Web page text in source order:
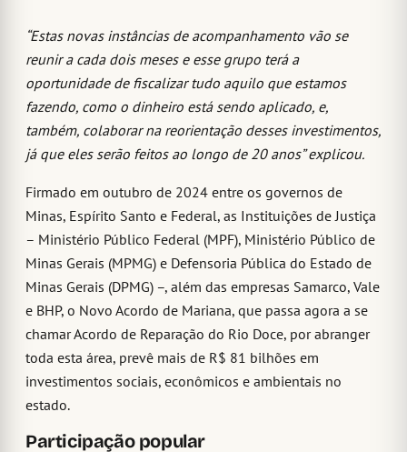
“Estas novas instâncias de acompanhamento vão se
reunir a cada dois meses e esse grupo terá a
oportunidade de fiscalizar tudo aquilo que estamos
fazendo, como o dinheiro está sendo aplicado, e,
também, colaborar na reorientação desses investimentos,
já que eles serão feitos ao longo de 20 anos” explicou.
Firmado em outubro de 2024 entre os governos de
Minas, Espírito Santo e Federal, as Instituições de Justiça
– Ministério Público Federal (MPF), Ministério Público de
Minas Gerais (MPMG) e Defensoria Pública do Estado de
Minas Gerais (DPMG) –, além das empresas Samarco, Vale
e BHP, o Novo Acordo de Mariana, que passa agora a se
chamar Acordo de Reparação do Rio Doce, por abranger
toda esta área, prevê mais de R$ 81 bilhões em
investimentos sociais, econômicos e ambientais no
estado.
Participação popular